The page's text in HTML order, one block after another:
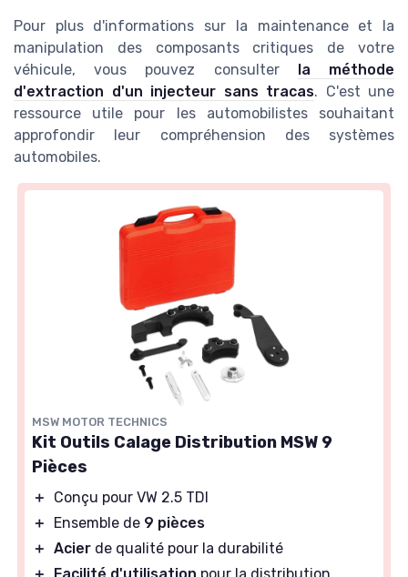
Pour plus d'informations sur la maintenance et la
manipulation des composants critiques de votre
véhicule, vous pouvez consulter
la méthode
d'extraction d'un injecteur sans tracas. C'est une
ressource utile pour les automobilistes souhaitant
approfondir leur compréhension des systèmes
automobiles.
MSW MOTOR TECHNICS
Kit Outils Calage Distribution MSW 9
Pièces
＋
Conçu pour VW 2.5 TDI
＋
Ensemble de 9 pièces
＋ Acier de qualité pour la durabilité